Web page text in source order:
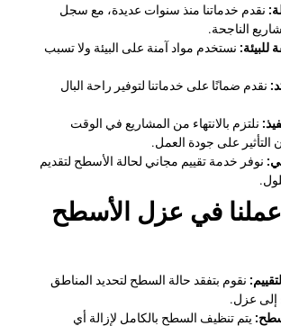
نقدم خدماتنا منذ سنوات عديدة، مع سجل
الناجحة.
للبيئة: نستخدم مواد آمنة على البيئة ولا تسبب
نقدم ضمانًا على خدماتنا لتوفير راحة البال
نلتزم بالانتهاء من المشاريع في الوقت
التأثير على جودة العمل.
نوفر خدمة تقييم مجاني لحالة الأسطح لتقديم
في عزل الأسطح
نقوم بتفقد حالة السطح لتحديد المناطق
إلى عزل.
يتم تنظيف السطح بالكامل لإزالة أي